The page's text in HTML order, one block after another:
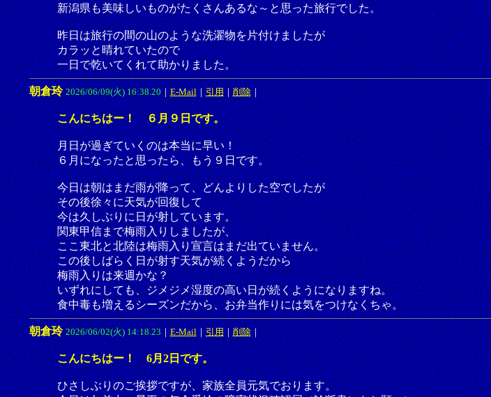
新潟県も美味しいものがたくさんあるな～と思った旅行でした。
昨日は旅行の間の山のような洗濯物を片付けましたが
カラッと晴れていたので
一日で乾いてくれて助かりました。
朝倉玲 2026/06/09(火) 16:38.20｜E-Mail｜引用｜削除｜
こんにちはー！ ６月９日です。
月日が過ぎていくのは本当に早い！
６月になったと思ったら、もう９日です。
今日は朝はまだ雨が降って、どんよりした空でしたが
その後徐々に天気が回復して
今は久しぶりに日が射しています。
関東甲信まで梅雨入りしましたが、
ここ東北と北陸は梅雨入り宣言はまだ出ていません。
この後しばらく日が射す天気が続くようだから
梅雨入りは来週かな？
いずれにしても、ジメジメ湿度の高い日が続くようになりますね。
食中毒も増えるシーズンだから、お弁当作りには気をつけなくちゃ。
朝倉玲 2026/06/02(火) 14:18.23｜E-Mail｜引用｜削除｜
こんにちはー！ 6月2日です。
ひさしぶりのご挨拶ですが、家族全員元気でおります。